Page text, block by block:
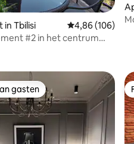
Tbilisi Gemiddelde
4,86 (106)
#2 in het centrum
gasten
gasten